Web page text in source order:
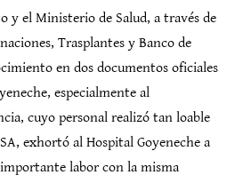
y el Ministerio de Salud, a través de
Trasplantes y Banco de
en dos documentos oficiales
especialmente al
cuyo personal realizó tan loable
exhortó al Hospital Goyeneche a
labor con la misma